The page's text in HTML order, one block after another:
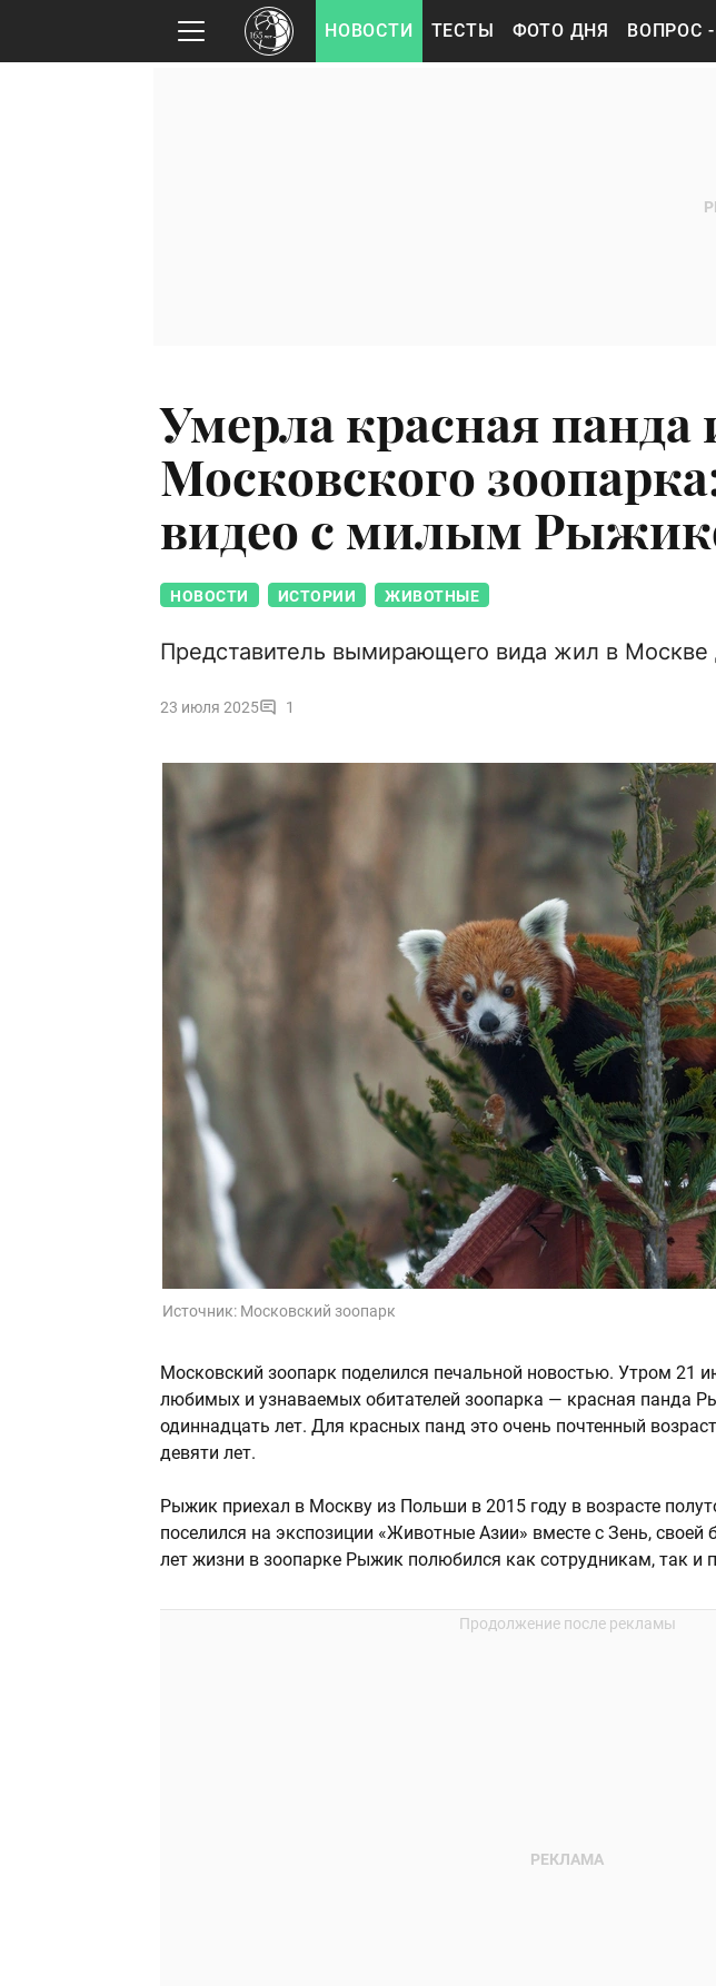
НОВОСТИ ТЕСТЫ ФОТО ДНЯ ВОПРОС
Умерла красная панда
Московского
видео с милым
НОВОСТИ ИСТОРИИ ЖИВОТНЫЕ
Представитель вымирающего вида жил в Москве
23 июля 2025 1
Источник: Московский зоопарк
Московский зоопарк поделился печальной новостью. Утром 21
любимых и узнаваемых обитателей зоопарка — красная панда
одиннадцать лет. Для красных панд это очень почтенный
девяти лет.
Рыжик приехал в Москву из Польши в 2015 году в возрасте
поселился на экспозиции «Животные Азии» вместе с Зень, своей
лет жизни в зоопарке Рыжик полюбился как сотрудникам, так и